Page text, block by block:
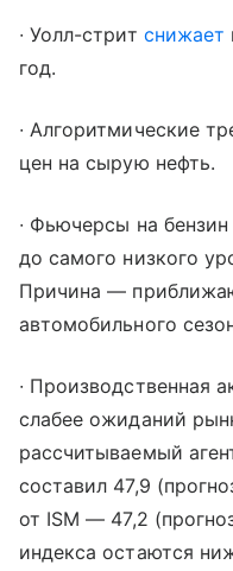
∙ Уолл-стрит снижает
год.
∙ Алгоритмические
цен на сырую нефть.
∙ Фьючерсы на
до самого низкого
Причина —
автомобильного
∙ Производственная
слабее ожиданий
рассчитываемый
составил 47,9
от ISM — 47,2
индекса остаются